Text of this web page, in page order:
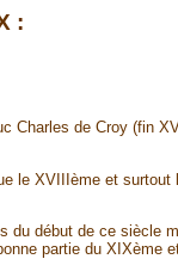
:
Charles de Croy (fin
le XVIIIème et
du début de ce siècle
partie du XIXème